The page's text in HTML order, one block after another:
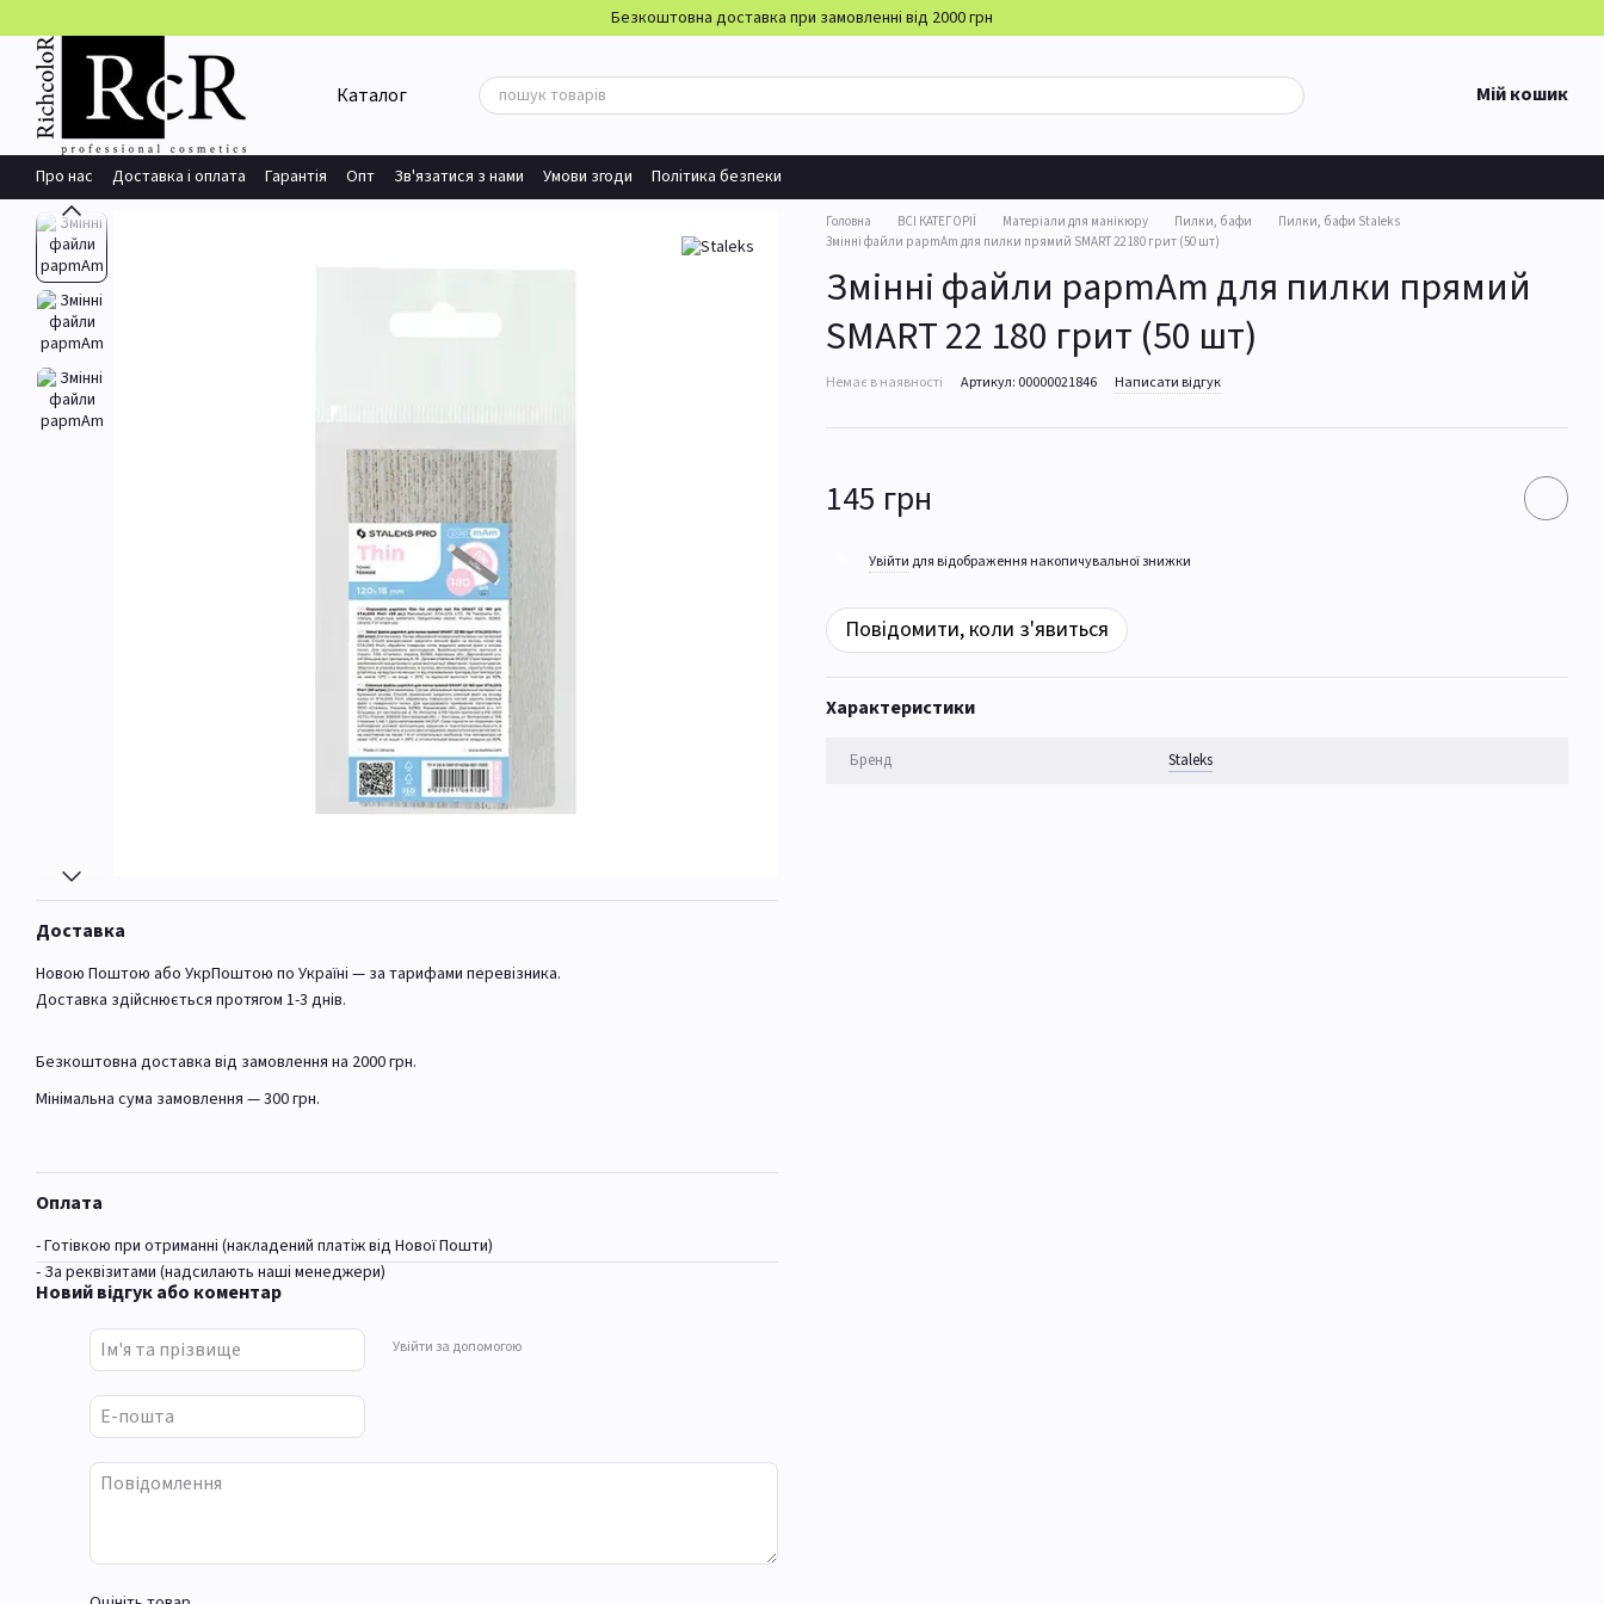
Безкоштовна доставка при замовленні від 2000 грн
Каталог Мій кошик
Про нас Доставка і оплата Гарантія Опт Зв'язатися з нами Умови згоди Політика безпеки
Доставка
Новою Поштою або УкрПоштою по Україні — за тарифами перевізника.
Доставка здійснюється протягом 1-3 днів.
Безкоштовна доставка від замовлення на 2000 грн.
Мінімальна сума замовлення — 300 грн.
Оплата
- Готівкою при отриманні (накладений платіж від Нової Пошти)
- За реквізитами (надсилають наші менеджери)
Новий відгук або коментар
Увійти за допомогою
Головна ВСІ КАТЕГОРІЇ Матеріали для манікюру Пилки, бафи
Пилки, бафи Staleks
Змінні файли papmAm для пилки прямий SMART 22 180 грит (50 шт)
Змінні файли papmAm для пилки прямий
SMART 22 180 грит (50 шт)
Немає в наявності Артикул: 00000021846 Написати відгук
145 грн
Увійти для відображення накопичувальної знижки
Повідомити, коли з'явиться
Характеристики
Бренд Staleks